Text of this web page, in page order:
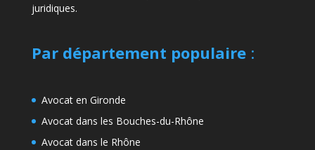
juridiques.
Par département populaire:
Avocat en Gironde
Avocat dans les Bouches-du-Rhône
Avocat dans le Rhône